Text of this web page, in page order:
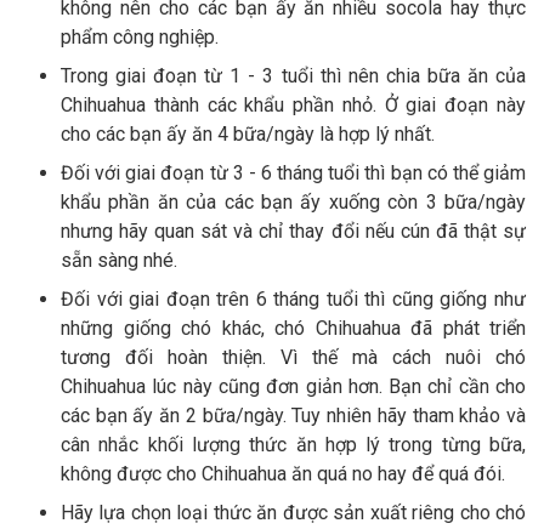
không nên cho các bạn ấy ăn nhiều socola hay thực
phẩm công nghiệp.
Trong giai đoạn từ 1 - 3 tuổi thì nên chia bữa ăn của
Chihuahua thành các khẩu phần nhỏ. Ở giai đoạn này
cho các bạn ấy ăn 4 bữa/ngày là hợp lý nhất.
Đối với giai đoạn từ 3 - 6 tháng tuổi thì bạn có thể giảm
khẩu phần ăn của các bạn ấy xuống còn 3 bữa/ngày
nhưng hãy quan sát và chỉ thay đổi nếu cún đã thật sự
sẵn sàng nhé.
Đối với giai đoạn trên 6 tháng tuổi thì cũng giống như
những giống chó khác, chó Chihuahua đã phát triển
tương đối hoàn thiện. Vì thế mà cách nuôi chó
Chihuahua lúc này cũng đơn giản hơn. Bạn chỉ cần cho
các bạn ấy ăn 2 bữa/ngày. Tuy nhiên hãy tham khảo và
cân nhắc khối lượng thức ăn hợp lý trong từng bữa,
không được cho Chihuahua ăn quá no hay để quá đói.
Hãy lựa chọn loại thức ăn được sản xuất riêng cho chó